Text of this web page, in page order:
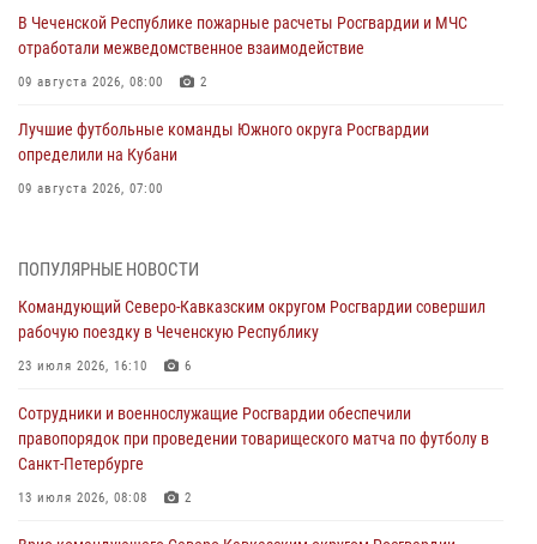
В Чеченской Республике пожарные расчеты Росгвардии и МЧС
отработали межведомственное взаимодействие
09 августа 2026, 08:00 2
Лучшие футбольные команды Южного округа Росгвардии
определили на Кубани
09 августа 2026, 07:00
(видео)
Росгвардейцы провели занятие по стрелковой подготовке для
воспитанников Центра детского, юношеского туризма и
09 августа 2026, 05:00
В регионах Урала бойцам Росгвардии в зону СВО передали свежие
тиражи газет
ПОПУЛЯРНЫЕ НОВОСТИ
Командующий Северо-Кавказским округом Росгвардии совершил
рабочую поездку в Чеченскую Республику
23 июля 2026, 16:10 6
Сотрудники и военнослужащие Росгвардии обеспечили
правопорядок при проведении товарищеского матча по футболу в
Санкт-Петербурге
13 июля 2026, 08:08 2